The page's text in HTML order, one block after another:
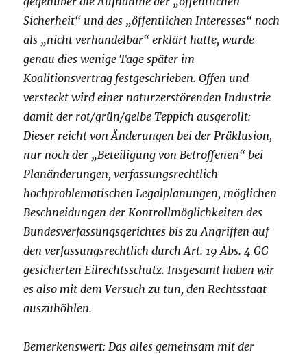
Sicherheit“ und des „öffentlichen Interesses“ noch
als „nicht verhandelbar“ erklärt hatte, wurde
genau dies wenige Tage später im
Koalitionsvertrag festgeschrieben. Offen und
versteckt wird einer naturzerstörenden Industrie
damit der rot/grün/gelbe Teppich ausgerollt:
Dieser reicht von Änderungen bei der Präklusion,
nur noch der „Beteiligung von Betroffenen“ bei
Planänderungen, verfassungsrechtlich
hochproblematischen Legalplanungen, möglichen
Beschneidungen der Kontrollmöglichkeiten des
Bundesverfassungsgerichtes bis zu Angriffen auf
den verfassungsrechtlich durch Art. 19 Abs. 4 GG
gesicherten Eilrechtsschutz. Insgesamt haben wir
es also mit dem Versuch zu tun, den Rechtsstaat
auszuhöhlen.
Bemerkenswert: Das alles gemeinsam mit der